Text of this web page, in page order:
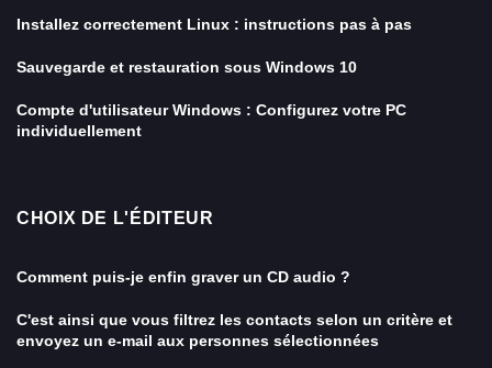
Installez correctement Linux : instructions pas à pas
Sauvegarde et restauration sous Windows 10
Compte d'utilisateur Windows : Configurez votre PC
individuellement
CHOIX DE L'ÉDITEUR
Comment puis-je enfin graver un CD audio ?
C'est ainsi que vous filtrez les contacts selon un critère et
envoyez un e-mail aux personnes sélectionnées